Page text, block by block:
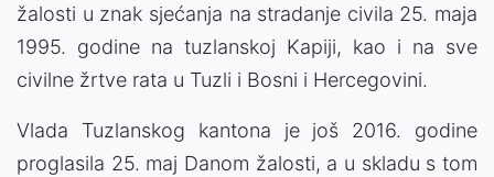
žalosti u znak sjećanja na stradanje civila 25. maja
1995. godine na tuzlanskoj Kapiji, kao i na sve
civilne žrtve rata u Tuzli i Bosni i Hercegovini.
Vlada Tuzlanskog kantona je još 2016. godine
proglasila 25. maj Danom žalosti, a u skladu s tom